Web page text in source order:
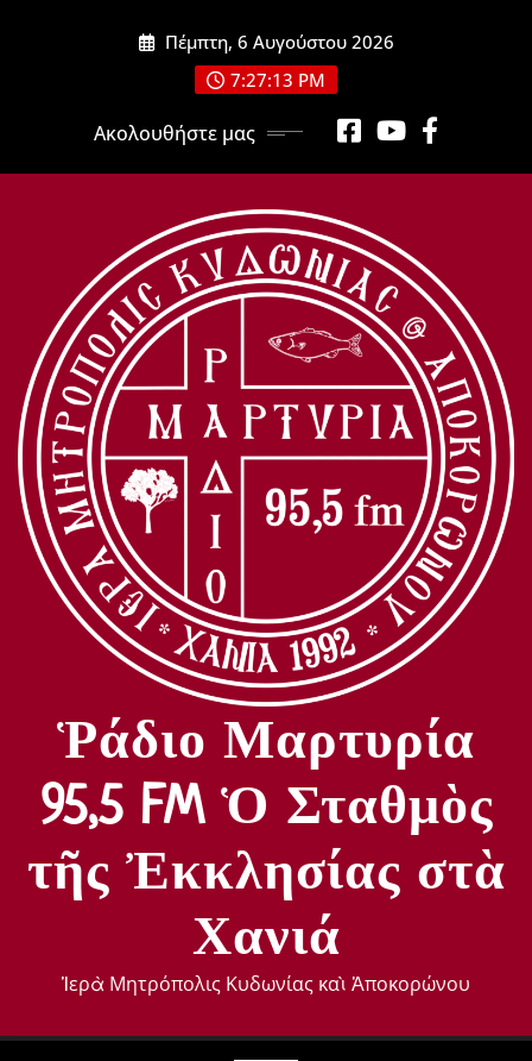
Πέμπτη, 6 Αυγούστου 2026
7:27:14 PM
Ακολουθήστε μας
Ῥάδιο Μαρτυρία
95,5 FM Ὁ Σταθμὸς
τῆς Ἐκκλησίας στὰ
Χανιά
Ἱερὰ Μητρόπολις Κυδωνίας καὶ Ἀποκορώνου